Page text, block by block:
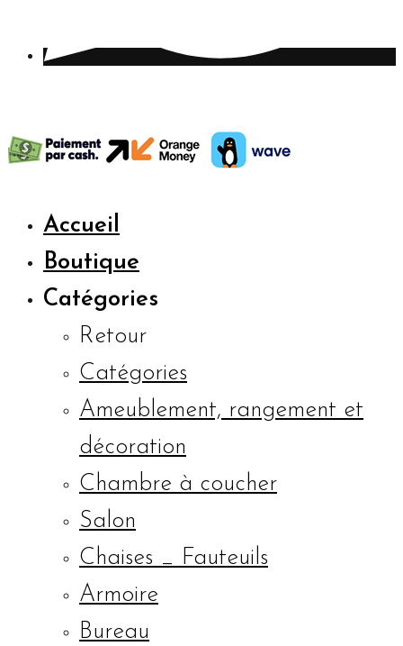
Accueil
Boutique
Catégories
Retour
Catégories
Ameublement, rangement et
décoration
Chambre à coucher
Salon
Chaises _ Fauteuils
Armoire
Bureau